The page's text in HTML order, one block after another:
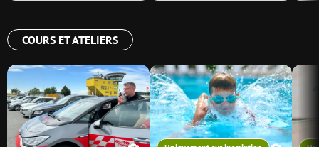
COURS ET ATELIERS